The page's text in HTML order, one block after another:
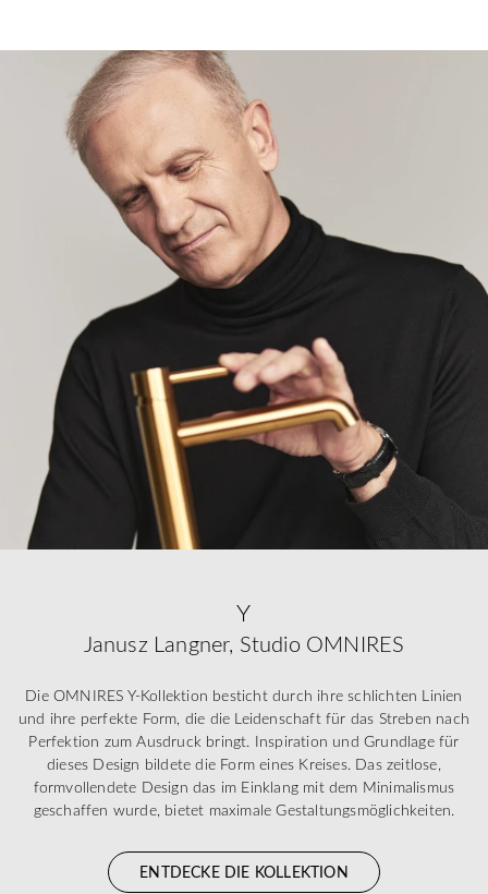
Y
Janusz Langner, Studio OMNIRES
Die OMNIRES Y-Kollektion besticht durch ihre schlichten Linien
und ihre perfekte Form, die die Leidenschaft für das Streben nach
Perfektion zum Ausdruck bringt. Inspiration und Grundlage für
dieses Design bildete die Form eines Kreises. Das zeitlose,
formvollendete Design das im Einklang mit dem Minimalismus
geschaffen wurde, bietet maximale Gestaltungsmöglichkeiten.
ENTDECKE DIE KOLLEKTION